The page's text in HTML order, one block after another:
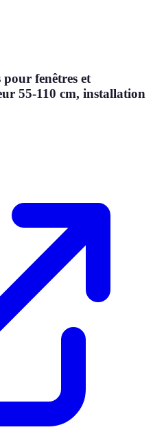
pour fenêtres et
55-110 cm, installation